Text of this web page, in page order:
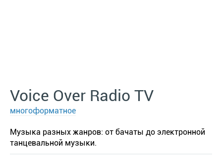
Voice Over Radio TV
многоформатное
Музыка разных жанров: от бачаты до электронной
танцевальной музыки.